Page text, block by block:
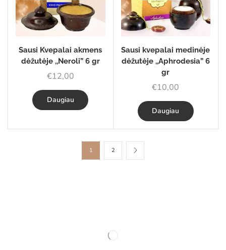
Sausi Kvepalai akmens
dėžutėje ,,Neroli” 6 gr
€12,00
Daugiau
Sausi kvepalai medinėje
dėžutėje ,,Aphrodesia” 6
gr
€10,00
Daugiau
1 2